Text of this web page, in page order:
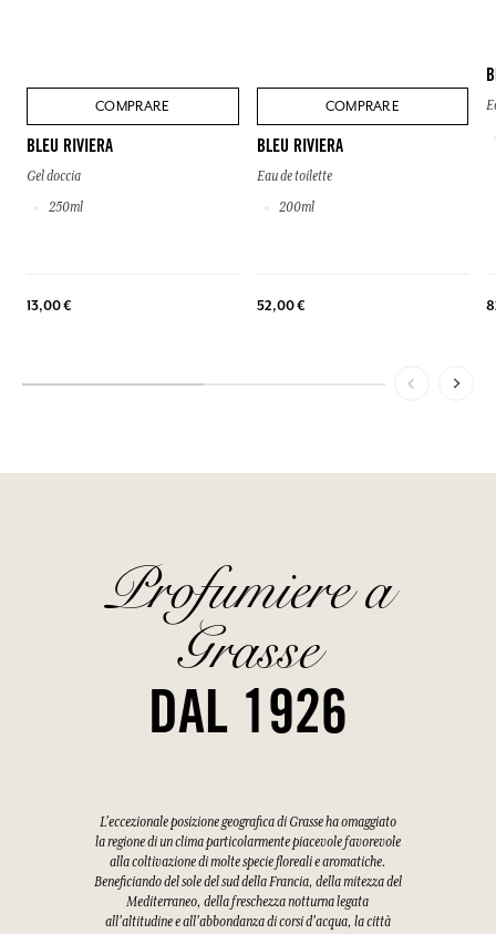
COMPRARE
BLEU RIVIERA
Gel doccia
250ml
13,00 €
COMPRARE
BLEU RIVIERA
Eau de toilette
200ml
52,00 €
Profumiere a
Grasse
DAL 1926
L'eccezionale posizione geografica di Grasse ha omaggiato
la regione di un clima particolarmente piacevole favorevole
alla coltivazione di molte specie floreali e aromatiche.
Beneficiando del sole del sud della Francia, della mitezza del
Mediterraneo, della freschezza notturna legata
all'altitudine e all'abbondanza di corsi d'acqua, la città